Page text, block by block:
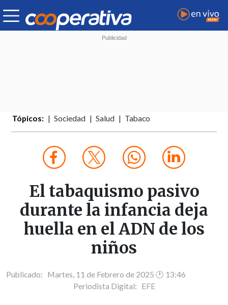
Tópicos: Sociedad Salud Tabaco
El tabaquismo pasivo
durante la infancia deja
huella en el ADN de los
niños
Publicado: Martes, 11 de Febrero de 2025 🕐 13:46
Periodista Digital: EFE